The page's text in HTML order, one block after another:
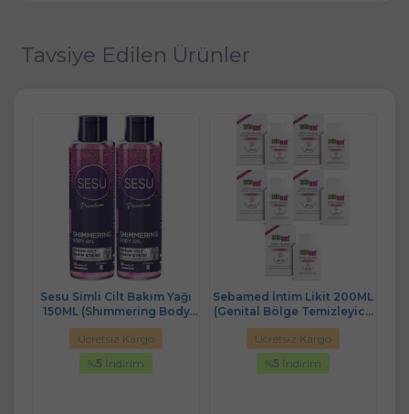
Tavsiye Edilen Ürünler
Sesu Simli Cilt Bakım Yağı
150ML (Shımmering Body
Oıl) (2 Li Set)
Ücretsiz Kargo
%5 İndirim
Sebamed İntim Likit 200ML
(Genital Bölge Temizleyici)
(5 Li Set)
Ücretsiz Kargo
%5 İndirim